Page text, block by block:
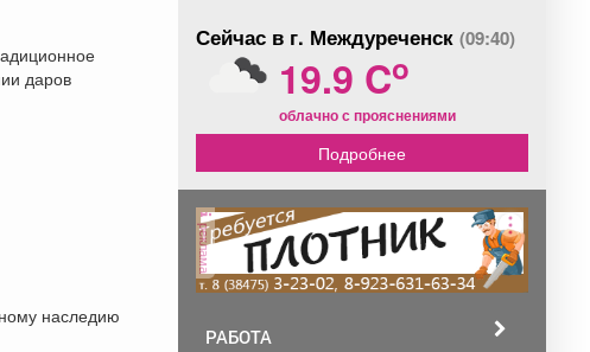
даров
наследию
Сейчас в г. Междуреченск (09:40)
19.9 Co
облачно с прояснениями
Подробнее
реклама
РАБОТА